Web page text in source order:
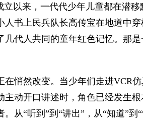
以来，一代代少年儿童都在潜
书上民兵队长高传宝在地道中
代人共同的童年红色记忆。那是
悄然改变。当少年们走进VCR仿
主动开口讲述时，角色已经发生
从“听到”到“讲出”，从“知道”到